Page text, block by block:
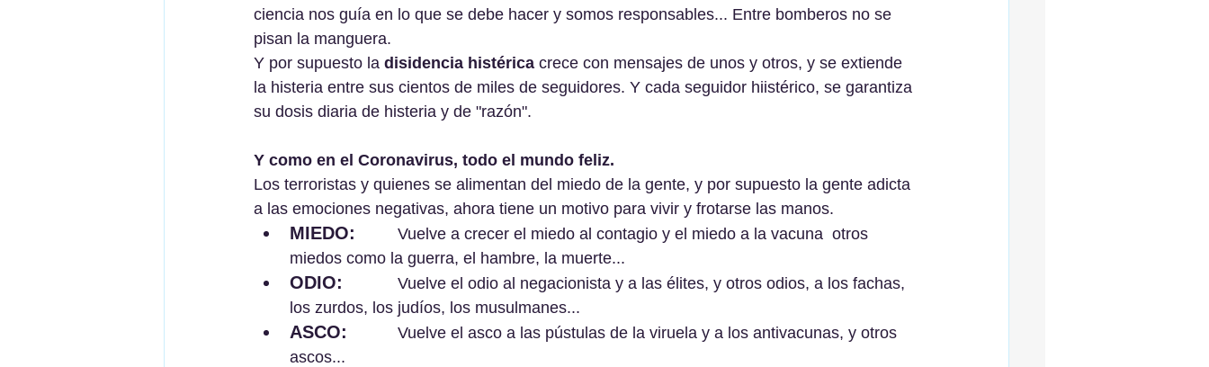
ciencia nos guía en lo que se debe hacer y somos responsables... Entre bomberos no se
pisan la manguera.
Y por supuesto la disidencia histérica crece con mensajes de unos y otros, y se extiende
la histeria entre sus cientos de miles de seguidores. Y cada seguidor hiistérico, se garantiza
su dosis diaria de histeria y de "razón".
Y como en el Coronavirus, todo el mundo feliz.
Los terroristas y quienes se alimentan del miedo de la gente, y por supuesto la gente adicta
a las emociones negativas, ahora tiene un motivo para vivir y frotarse las manos.
MIEDO:
miedos como la guerra, el hambre, la muerte...
ODIO:
los zurdos, los judíos, los musulmanes...
ASCO:
ascos...